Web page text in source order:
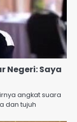
Negeri: Saya
angkat suara
dan tujuh